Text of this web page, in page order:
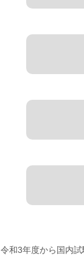
令和3年度から国内